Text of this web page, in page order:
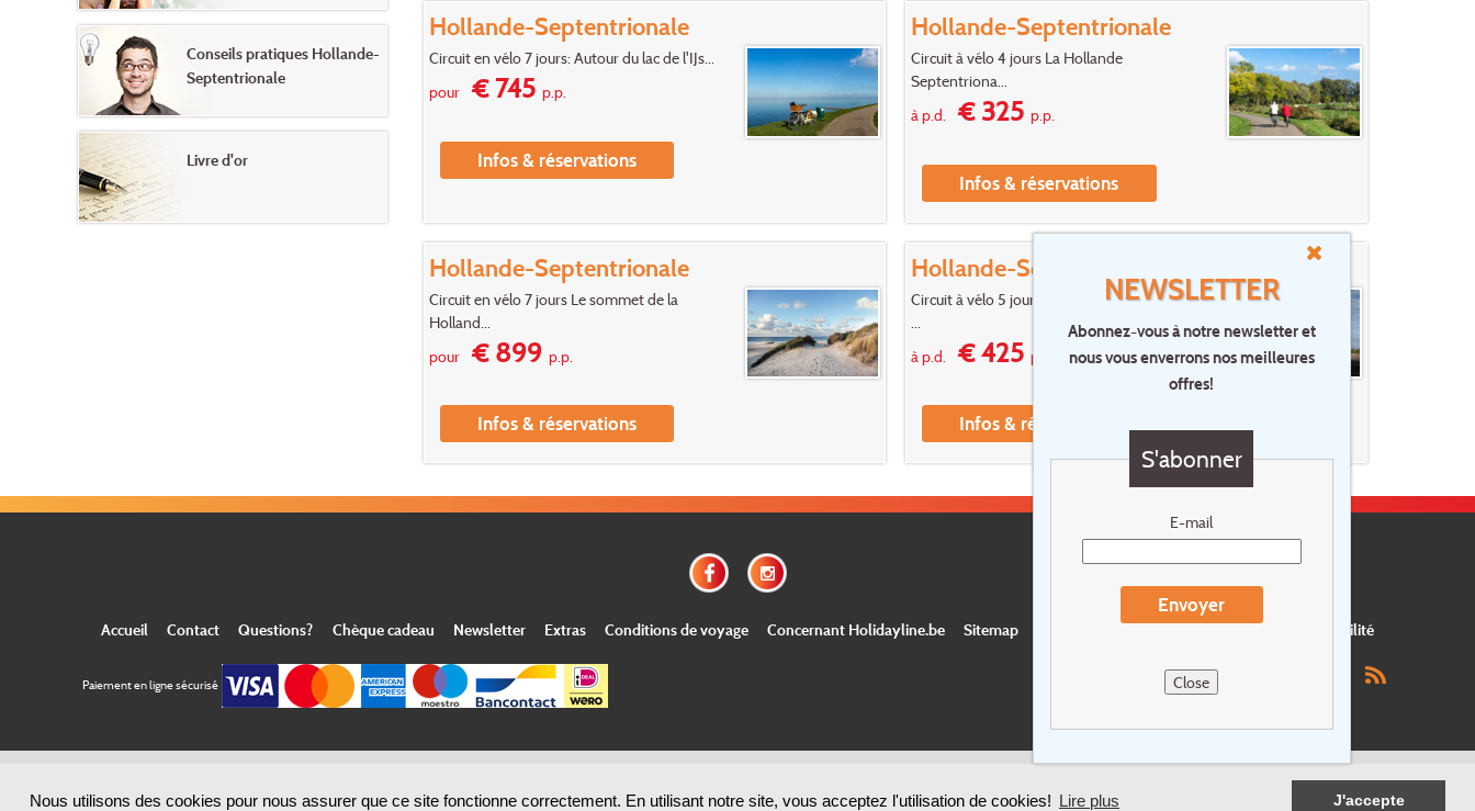
Nous utilisons des cookies pour nous assurer que ce site fonctionne correctement. En utilisant notre site, vous acceptez l'utilisation de cookies! Lire plus J'accepte
NEWSLETTER
Abonnez-vous à notre newsletter et
nous vous enverrons nos meilleures
offres!
S'abonner
E-mail
Envoyer
Close
Hollande-Septentrionale
Circuit en vélo 7 jours: Autour du lac de l'IJs...
pour€ 745p.p.
Infos & réservations
Hollande-Septentrionale
Circuit à vélo 4 jours La Hollande
Septentriona...
à p.d.
€ 325 p.p.
Infos & réservations
Hollande-Septentrionale
Circuit en vélo 7 jours Le sommet de la
Holland...
pour€ 899p.p.
Infos & réservations
Hollande-Septentrionale
Circuit à vélo 5 jours Het Gooi XL: du sud-est
à p.d.
€ 425 p.p.
Infos & réservations
Conseils pratiques Hollande-
Septentrionale
Livre d'or
Accueil Contact Questions? Chèque cadeau Newsletter Extras Conditions de voyage Concernant Holidayline.be Sitemap Postes vacants privacy Assurance Durabilité
Paiement en ligne sécurisé
© Copyright Holidayline, 2000-2026, All rights reserved. Cloud hosting by